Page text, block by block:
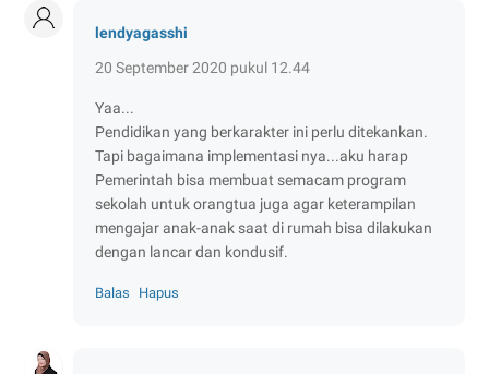
lendyagasshi
20 September 2020 pukul 12.44
Yaa...
Pendidikan yang berkarakter ini perlu ditekankan.
Tapi bagaimana implementasi nya...aku harap
Pemerintah bisa membuat semacam program
sekolah untuk orangtua juga agar keterampilan
mengajar anak-anak saat di rumah bisa dilakukan
dengan lancar dan kondusif.
Balas Hapus